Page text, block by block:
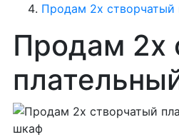
Продам 2х створчатый
Продам 2х